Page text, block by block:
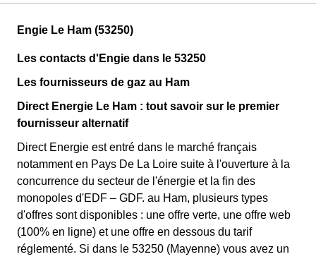
Engie Le Ham (53250)
Les contacts d'Engie dans le 53250
Les fournisseurs de gaz au Ham
Direct Energie Le Ham : tout savoir sur le premier
fournisseur alternatif
Direct Energie est entré dans le marché français
notamment en Pays De La Loire suite à l'ouverture à la
concurrence du secteur de l'énergie et la fin des
monopoles d'EDF – GDF. au Ham, plusieurs types
d'offres sont disponibles : une offre verte, une offre web
(100% en ligne) et une offre en dessous du tarif
réglementé. Si dans le 53250 (Mayenne) vous avez un